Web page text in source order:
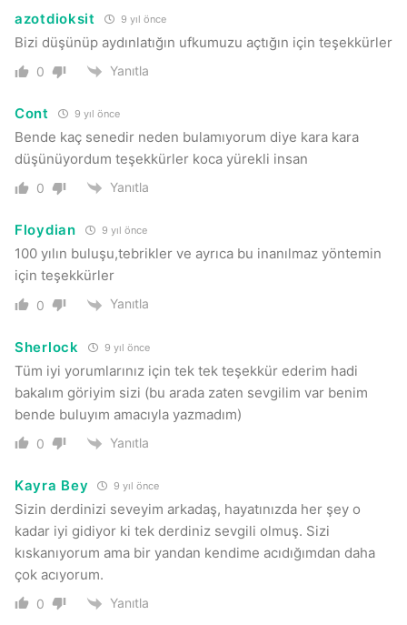
azotdioksit 9 yıl önce
Bizi düşünüp aydınlatığın ufkumuzu açtığın için teşekkürler
0 Yanıtla
Cont 9 yıl önce
Bende kaç senedir neden bulamıyorum diye kara kara
düşünüyordum teşekkürler koca yürekli insan
0 Yanıtla
Floydian 9 yıl önce
100 yılın buluşu,tebrikler ve ayrıca bu inanılmaz yöntemin
için teşekkürler
0 Yanıtla
Sherlock 9 yıl önce
Tüm iyi yorumlarınız için tek tek teşekkür ederim hadi
bakalım göriyim sizi (bu arada zaten sevgilim var benim
bende buluyım amacıyla yazmadım)
0 Yanıtla
Kayra Bey 9 yıl önce
Sizin derdinizi seveyim arkadaş, hayatınızda her şey o
kadar iyi gidiyor ki tek derdiniz sevgili olmuş. Sizi
kıskanıyorum ama bir yandan kendime acıdığımdan daha
çok acıyorum.
0 Yanıtla